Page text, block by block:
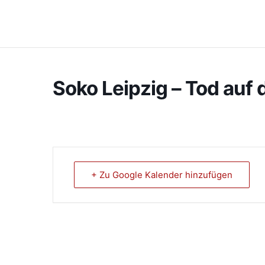
Soko Leipzig – Tod auf
+ Zu Google Kalender hinzufügen